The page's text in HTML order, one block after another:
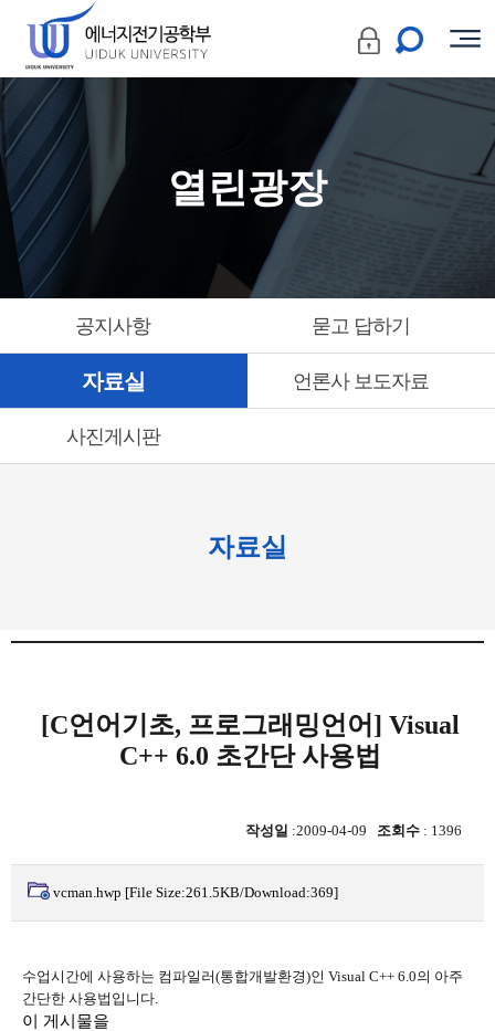
열린광장
공지사항 묻고 답하기
자료실 언론사 보도자료
사진게시판
자료실
[C언어기초, 프로그래밍언어] Visual
C++ 6.0 초간단 사용법
작성일 :2009-04-09 조회수 : 1396
vcman.hwp [File Size:261.5KB/Download:369]
수업시간에 사용하는 컴파일러(통합개발환경)인 Visual C++ 6.0의 아주
간단한 사용법입니다.
이 게시물을